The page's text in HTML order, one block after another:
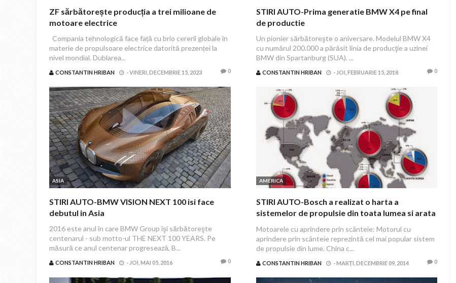
ZF sărbătorește producția a trei milioane de
motoare electrice
Compania tehnologică face față cu brio cererii globale în
materie de propulsoare electrice datorită prezenței la
nivel mondial. Dublarea...
CONSTANTIN HRIBAN -VINERI, DECEMBRIE 15, 2023 0
STIRI AUTO-Prima generatie BMW X4 pe final
de productie
Un pionier sărbătoreşte o aniversare. Modelul BMW X4
cu numărul 200.000 a părăsit linia de producţie a uzinei
BMW din Spartanburg (SUA). ...
CONSTANTIN HRIBAN - JOI, FEBRUARIE 15, 2018 0
ASIA
STIRI AUTO-BMW VISION NEXT 100 isi face
debutul in Asia
2016 este anul în care BMW Group îşi sărbătoreşte
centenarul - sub motto-ul THE NEXT 100 YEARS. Pe
măsură ce anul centenar progresează, B...
CONSTANTIN HRIBAN - JOI, MAI 05, 2016 0
AMERICA
STIRI AUTO-Bosch a realizat o harta a
sistemelor de propulsie din toata lumea si arata
Motoarele cu aprindere prin scânteie: Motorul cu
aprindere prin scânteie reprezintă cel mai popular sistem
de propulsie din lume. China c...
CONSTANTIN HRIBAN -MARȚI, DECEMBRIE 09, 2014 0